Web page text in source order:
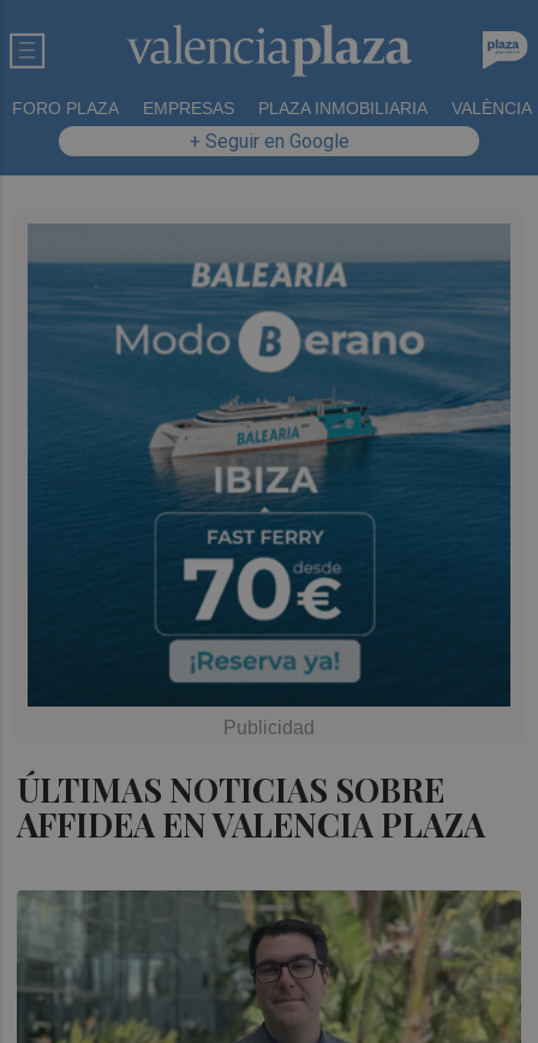
FORO PLAZA EMPRESAS PLAZA INMOBILIARIA VALÈNCIA
+ Seguir en Google
ÚLTIMAS NOTICIAS SOBRE
AFFIDEA EN VALENCIA PLAZA